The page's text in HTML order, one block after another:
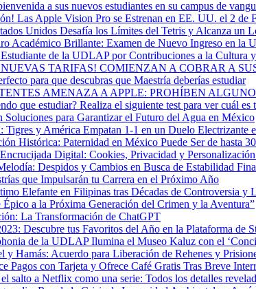
a sus nuevos estudiantes en su campus de
Las Apple Vision Pro se Estrenan en EE. UU. el 2 de
Unidos Desafía los Límites del Tetris y Alcanza un
Académico Brillante: Examen de Nuevo Ingreso en la
de la UDLAP por Contribuciones a la Cultura
TARIFAS! COMIENZAN A COBRAR A
para que descubras que Maestría deberías estudiar
AMENAZA A APPLE: PROHÍBEN
que estudiar? Realiza el siguiente test para ver cuál es
Soluciones para Garantizar el Futuro del Agua en México
Tigres y América Empatan 1-1 en un Duelo Electrizante
Histórica: Paternidad en México Puede Ser de hasta
Digital: Cookies, Privacidad y
Despidos y Cambios en Busca de Estabilidad
que Impulsarán tu Carrera en el Próximo Año
Elefante en Filipinas tras Décadas de Controversia y
a la Próxima Generación del Crimen y la Aventura”
La Transformación de ChatGPT
Descubre tus Favoritos del Año en la Plataforma de
de la UDLAP Ilumina el Museo Kaluz con el
y Hamás: Acuerdo para Liberación de Rehenes y
Pagos con Tarjeta y Ofrece Café Gratis Tras Breve
salto a Netflix como una serie: Todos los detalles